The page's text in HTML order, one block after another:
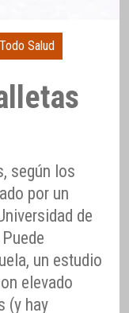
Todo Salud
según los
por un
de
un estudio
elevado
(y hay